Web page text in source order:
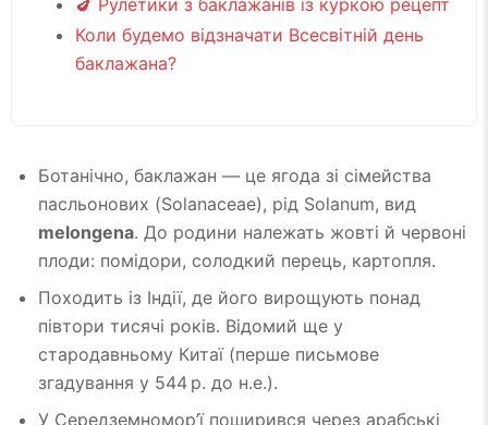
🍆 Рулетики з баклажанів із куркою рецепт
Коли будемо відзначати Всесвітній день
баклажана?
Ботанічно, баклажан — це ягода зі сімейства
пасльонових (Solanaceae), рід Solanum, вид
melongena. До родини належать жовті й червоні
плоди: помідори, солодкий перець, картопля.
Походить із Індії, де його вирощують понад
півтори тисячі років. Відомий ще у
стародавньому Китаї (перше письмове
згадування у 544 р. до н.е.).
У Середземномор’ї поширився через арабські